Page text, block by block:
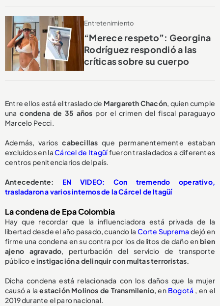
Entretenimiento
“Merece respeto”: Georgina
Rodríguez respondió a las
críticas sobre su cuerpo
Entre ellos está el traslado de Margareth Chacón, quien cumple
unacondena de 35 años por el crimen del fiscal paraguayo
Marcelo Pecci.
Además, varios cabecillasque permanentemente estaban
excluidos en laCárcel de Itagüífueron trasladados a diferentes
centros penitenciarios del país.
Antecedente: EN VIDEO: Con tremendo operativo,
trasladaron a varios internos de la Cárcel de Itagüí
La condena de Epa Colombia
Hay que recordar que la influenciadora está privada de la
libertad desde el año pasado, cuando la Corte Suprema dejó en
firme una condena en su contra por los delitos de daño enbien
ajeno agravado, perturbación del servicio de transporte
público einstigación a delinquir con multas terroristas.
Dicha condena está relacionada con los daños que la mujer
causó a laestación Molinos de Transmilenio, en Bogotá , en el
2019 durante el paro nacional.